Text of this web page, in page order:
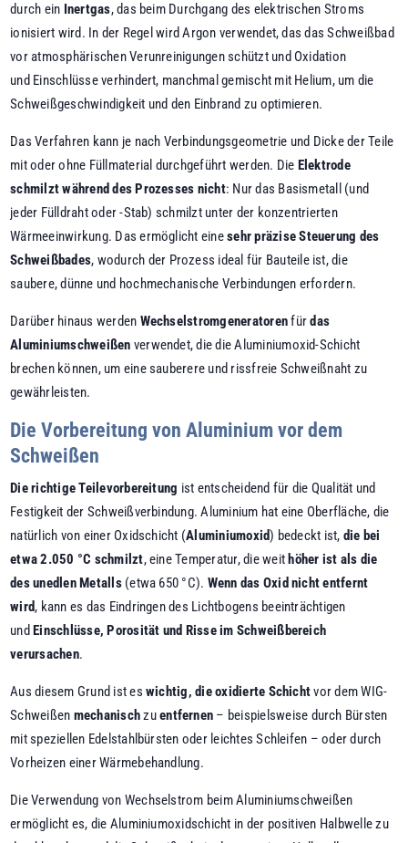
durch ein Inertgas, das beim Durchgang des elektrischen Stroms
ionisiert wird. In der Regel wird Argon verwendet, das das Schweißbad
vor atmosphärischen Verunreinigungen schützt und Oxidation
und Einschlüsse verhindert, manchmal gemischt mit Helium, um die
Schweißgeschwindigkeit und den Einbrand zu optimieren.
Das Verfahren kann je nach Verbindungsgeometrie und Dicke der Teile
mit oder ohne Füllmaterial durchgeführt werden. Die Elektrode
schmilzt während des Prozesses nicht: Nur das Basismetall (und
jeder Fülldraht oder -Stab) schmilzt unter der konzentrierten
Wärmeeinwirkung. Das ermöglicht einesehr präzise Steuerung des
Schweißbades, wodurch der Prozess ideal für Bauteile ist, die
saubere, dünne und hochmechanische Verbindungen erfordern.
Darüber hinaus werden Wechselstromgeneratorenfürdas
Aluminiumschweißen verwendet, die die Aluminiumoxid-Schicht
brechen können, um eine sauberere und rissfreie Schweißnaht zu
gewährleisten.
Die Vorbereitung von Aluminium vor dem
Schweißen
Die richtige Teilevorbereitung ist entscheidend für die Qualität und
Festigkeit der Schweißverbindung. Aluminium hat eine Oberfläche, die
natürlich von einer Oxidschicht (Aluminiumoxid) bedeckt ist, die bei
etwa 2.050 °C schmilzt, eine Temperatur, die weit höher ist als die
des unedlen Metalls(etwa 650 °C). Wenn das Oxid nicht entfernt
wird, kann es das Eindringen des Lichtbogens beeinträchtigen
undEinschlüsse, Porosität und Risse im Schweißbereich
verursachen.
Aus diesem Grund ist eswichtig, die oxidierte Schichtvor dem WIG-
Schweißen mechanischzuentfernen – beispielsweise durch Bürsten
mit speziellen Edelstahlbürsten oder leichtes Schleifen – oder durch
Vorheizen einer Wärmebehandlung.
Die Verwendung von Wechselstrom beim Aluminiumschweißen
ermöglicht es, die Aluminiumoxidschicht in der positiven Halbwelle zu